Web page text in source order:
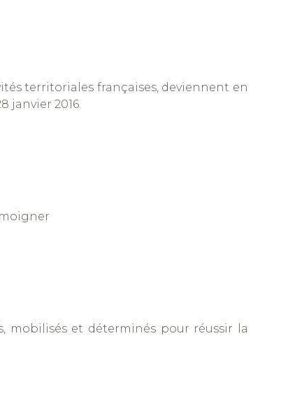
territoriales françaises, deviennent en
janvier 2016.
mobilisés et déterminés pour réussir la